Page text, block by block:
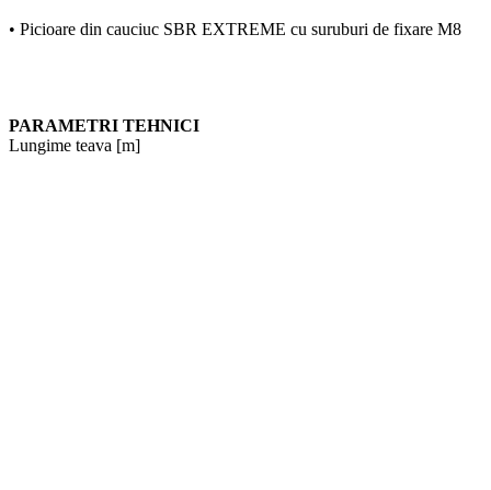
• Picioare din cauciuc SBR EXTREME cu suruburi de fixare M8
PARAMETRI TEHNICI
Lungime teava [m]